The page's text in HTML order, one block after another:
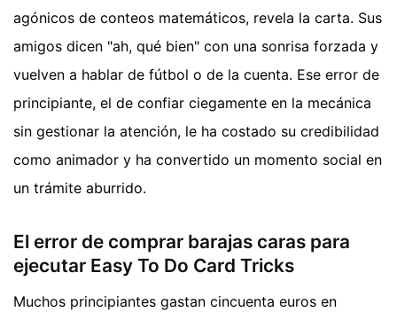
agónicos de conteos matemáticos, revela la carta. Sus
amigos dicen "ah, qué bien" con una sonrisa forzada y
vuelven a hablar de fútbol o de la cuenta. Ese error de
principiante, el de confiar ciegamente en la mecánica
sin gestionar la atención, le ha costado su credibilidad
como animador y ha convertido un momento social en
un trámite aburrido.
El error de comprar barajas caras para
ejecutar Easy To Do Card Tricks
Muchos principiantes gastan cincuenta euros en